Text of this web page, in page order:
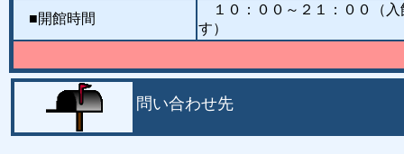
■開館時間
１０：００～２１：００（入
す）
問い合わせ先